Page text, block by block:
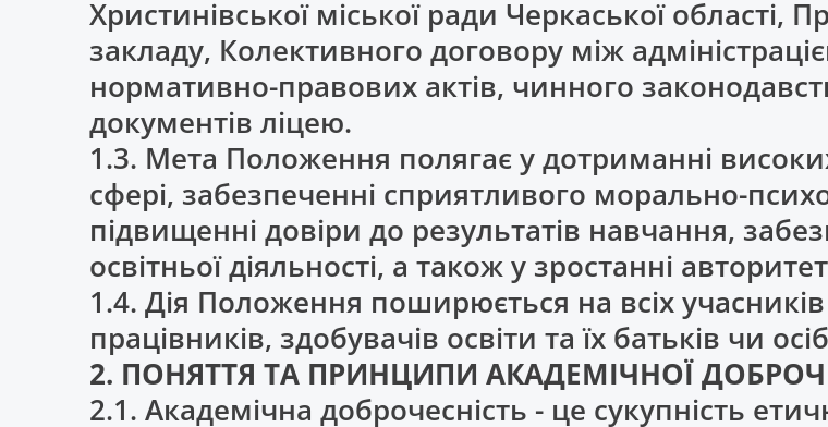
Христинівської міської ради Черкаської області,
закладу, Колективного договору між
нормативно-правових актів, чинного
документів ліцею.
1.3. Мета Положення полягає у дотриманні
сфері, забезпеченні сприятливого морально-
підвищенні довіри до результатів навчання,
освітньої діяльності, а також у зростанні
1.4. Дія Положення поширюється на всіх
працівників, здобувачів освіти та їх батьків чи
2. ПОНЯТТЯ ТА ПРИНЦИПИ АКАДЕМІЧНОЇ
2.1. Академічна доброчесність - це сукупність